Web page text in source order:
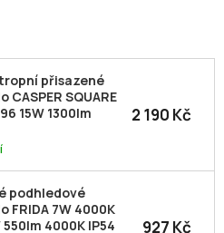
přisazené
SQUARE
15W 1300lm
2 190 Kč
podhledové
FRIDA 7W 4000K
4000K IP54
927 Kč